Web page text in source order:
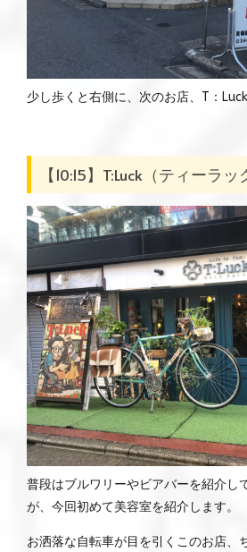
少し歩くと右側に、次のお店、 T ： Luck
【10:15】T:Luck（ティーラッ
普段はブルワリーやビアバーを紹介し
が、今回初めて美容室を紹介します。
お洒落な自転車が目を引くこのお店、